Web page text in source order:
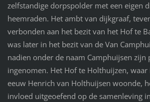
zelfstandige dorpspolder met een eigen
heemraden. Het ambt van dijkgraaf,
verbonden aan het bezit van het Hof te
was later in het bezit van de Van
nadien onder de naam Camphuijsen zijn
ingenomen. Het Hof te Holthuijzen,
eeuw Henrich van Holthuijsen woonde,
invloed uitgeoefend op de samenleving